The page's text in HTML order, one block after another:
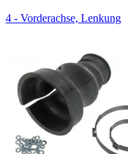
4 - Vorderachse, Lenkung